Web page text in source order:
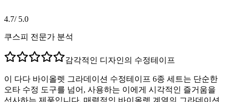
4.7/ 5.0
쿠스피 전문가 분석
감각적인 디자인의 수정테이프
이 다다 바이올렛 그라데이션 수정테이프 6종 세트는 단순한
오타 수정 도구를 넘어, 사용하는 이에게 시각적인 즐거움을
선사하는 제품입니다. 매력적인 바이올렛 계열의 그라데이션